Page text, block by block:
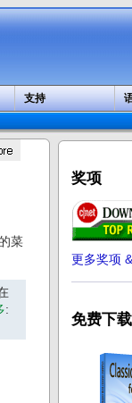
支持
菜
:
奖项
更多奖项
免费下载